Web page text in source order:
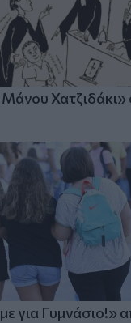
Χατζιδάκι»
για Γυμνάσιο!»